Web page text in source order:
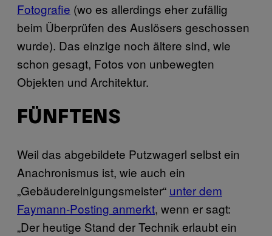
Fotografie (wo es allerdings eher zufällig
beim Überprüfen des Auslösers geschossen
wurde). Das einzige noch ältere sind, wie
schon gesagt, Fotos von unbewegten
Objekten und Architektur.
FÜNFTENS
Weil das abgebildete Putzwagerl selbst ein
Anachronismus ist, wie auch ein
„Gebäudereinigungsmeister“ unter dem
Faymann-Posting anmerkt, wenn er sagt:
„Der heutige Stand der Technik erlaubt ein